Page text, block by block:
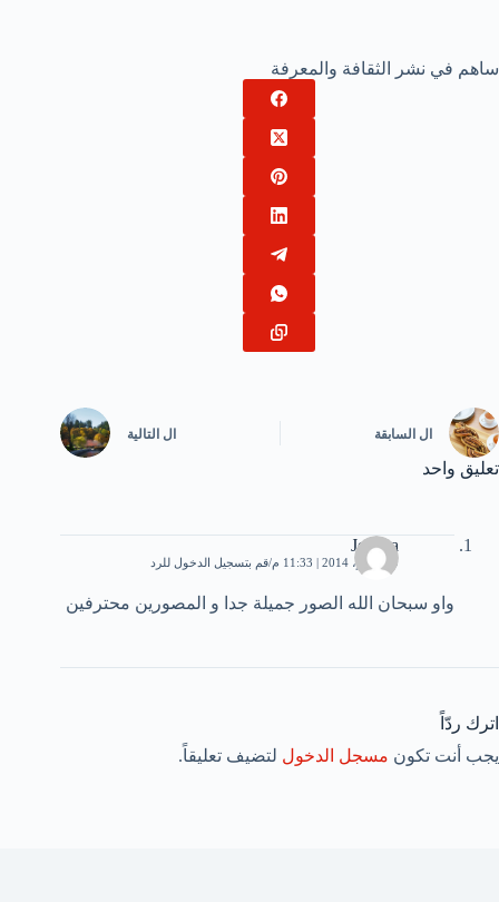
ساهم في نشر الثقافة والمعرفة
ال السابقة ال التالية
تعليق واحد
Jessica
9 نوفمبر، 2014 | 11:33 م قم بتسجيل الدخول للرد
واو سبحان الله الصور جميلة جدا و المصورين محترفين
اترك ردّاً
يجب أنت تكون مسجل الدخول لتضيف تعليقاً.